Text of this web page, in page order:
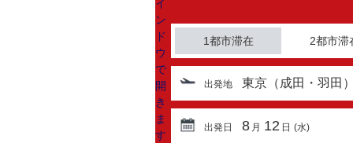
1都市滞在 2都市滞
出発地 東京（成田・羽田
出発日 8 月 12 日 (水)